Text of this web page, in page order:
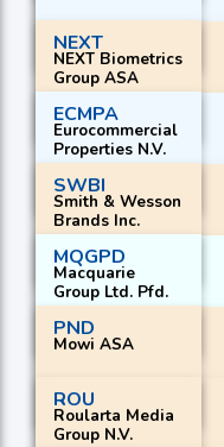
NEXT
NEXT Biometrics
Group ASA
ECMPA
Eurocommercial
Properties N.V.
SWBI
Smith & Wesson
Brands Inc.
MQGPD
Macquarie
Group Ltd. Pfd.
PND
Mowi ASA
ROU
Roularta Media
Group N.V.